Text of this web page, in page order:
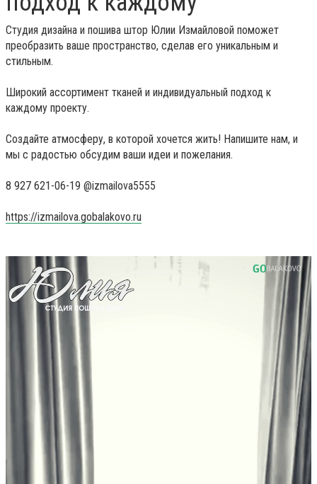
Студия дизайна и пошива штор Юлии Измайловой поможет
преобразить ваше пространство, сделав его уникальным и
стильным.
Широкий ассортимент тканей и индивидуальный подход к
каждому проекту.
Создайте атмосферу, в которой хочется жить! Напишите нам, и
мы с радостью обсудим ваши идеи и пожелания.
8 927 621-06-19 @izmailova5555
https://izmailova.gobalakovo.ru